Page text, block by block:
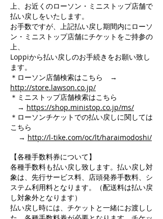
上、お近くのローソン・ミニストップ店舗で
払い戻しをいたします。
お手数ですが、上記払い戻し期間内にローソ
ン・ミニストップ店舗にチケットをご持参の
上、
Loppiから払い戻しのお手続きをお願い致し
ます。
＊ローソン店舗検索はこちら →
http://store.lawson.co.jp/
＊ミニストップ店舗検索はこちら
→ https://shop.ministop.co.jp/ms/
＊ローソンチケットでの払い戻しに関しては
こちら
→ http://l-tike.com/oc/lt/haraimodoshi/
【各種手数料券について】
各種手数料も払い戻し致します。払い戻し対
象は、先行サービス料、店頭発券手数料、シ
ステム利用料となります。（配送料は払い戻
し対象外となります）
払い戻し時には、チケットと一緒にお渡しし